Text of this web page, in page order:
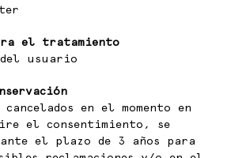
el tratamiento
del usuario
en el momento en
el consentimiento, se
el plazo de 3 años para